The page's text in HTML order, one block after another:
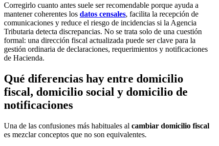
Corregirlo cuanto antes suele ser recomendable porque ayuda a
mantener coherentes los datos censales, facilita la recepción de
comunicaciones y reduce el riesgo de incidencias si la Agencia
Tributaria detecta discrepancias. No se trata solo de una cuestión
formal: una dirección fiscal actualizada puede ser clave para la
gestión ordinaria de declaraciones, requerimientos y notificaciones
de Hacienda.
Qué diferencias hay entre domicilio
fiscal, domicilio social y domicilio de
notificaciones
Una de las confusiones más habituales al cambiar domicilio fiscal
es mezclar conceptos que no son equivalentes.